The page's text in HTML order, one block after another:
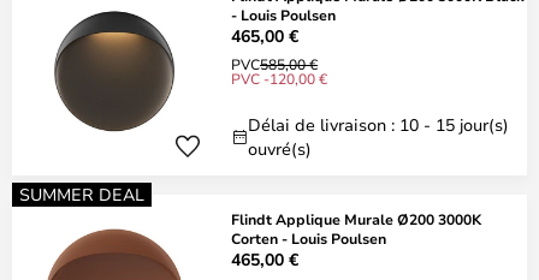
- Louis Poulsen
465,00 €
PVC585,00 €
PVC -120,00 €
Délai de livraison : 10 - 15 jour(s)
ouvré(s)
SUMMER DEAL
Flindt Applique Murale Ø200 3000K
Corten - Louis Poulsen
465,00 €